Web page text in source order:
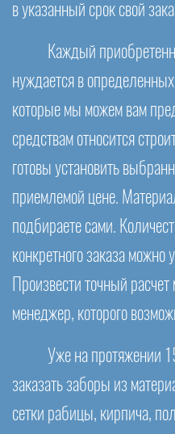
в указанный срок свой
Каждый
нуждается в
которые мы можем вам
средствам относится
готовы установить
приемлемой цене.
подбираете сами.
конкретного заказа можно
Произвести точный
менеджер, которого
Уже на протяжении
заказать заборы из
сетки рабицы, кирпича,